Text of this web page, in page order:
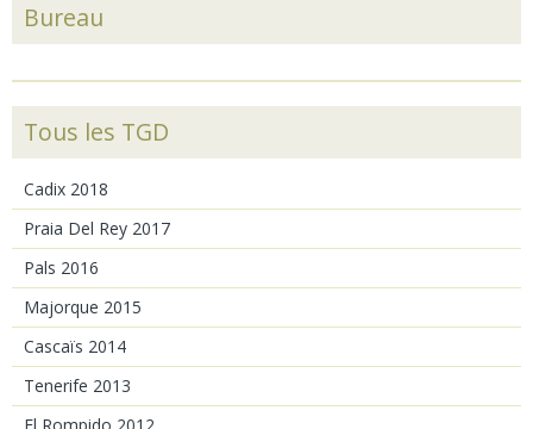
Bureau
Tous les TGD
Cadix 2018
Praia Del Rey 2017
Pals 2016
Majorque 2015
Cascaïs 2014
Tenerife 2013